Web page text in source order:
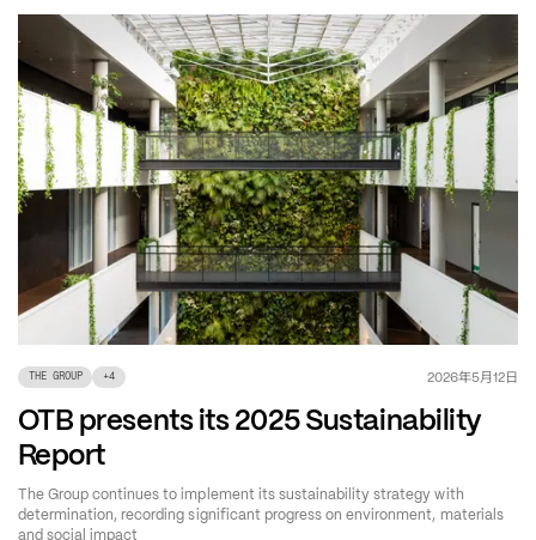
THE GROUP +4 2026年5月12日
OTB presents its 2025 Sustainability
Report
The Group continues to implement its sustainability strategy with
determination, recording significant progress on environment, materials
and social impact